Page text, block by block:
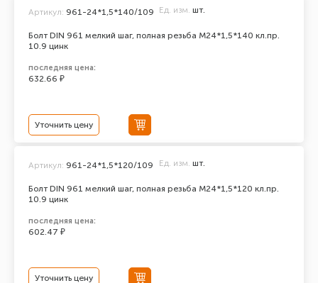
Болт DIN 961 мелкий шаг, полная резьба M24*1,5*140 кл.пр.
10.9 цинк
Артикул: 961-24*1,5*140/109 Ед. изм. шт.
последняя цена:
632.66 ₽
Уточнить цену
Болт DIN 961 мелкий шаг, полная резьба M24*1,5*120 кл.пр.
10.9 цинк
Артикул: 961-24*1,5*120/109 Ед. изм. шт.
последняя цена:
602.47 ₽
Уточнить цену